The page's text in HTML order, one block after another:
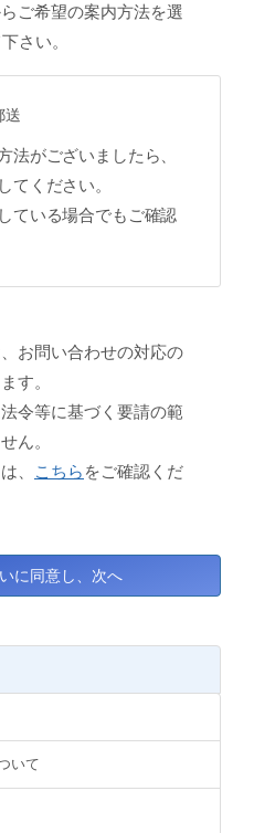
ご希望の案内方法を選
さい。
送
がございましたら、
てください。
ている場合でもご確認
お問い合わせの対応の
す。
令等に基づく要請の範
ん。
、
こちら をご確認くだ
いて